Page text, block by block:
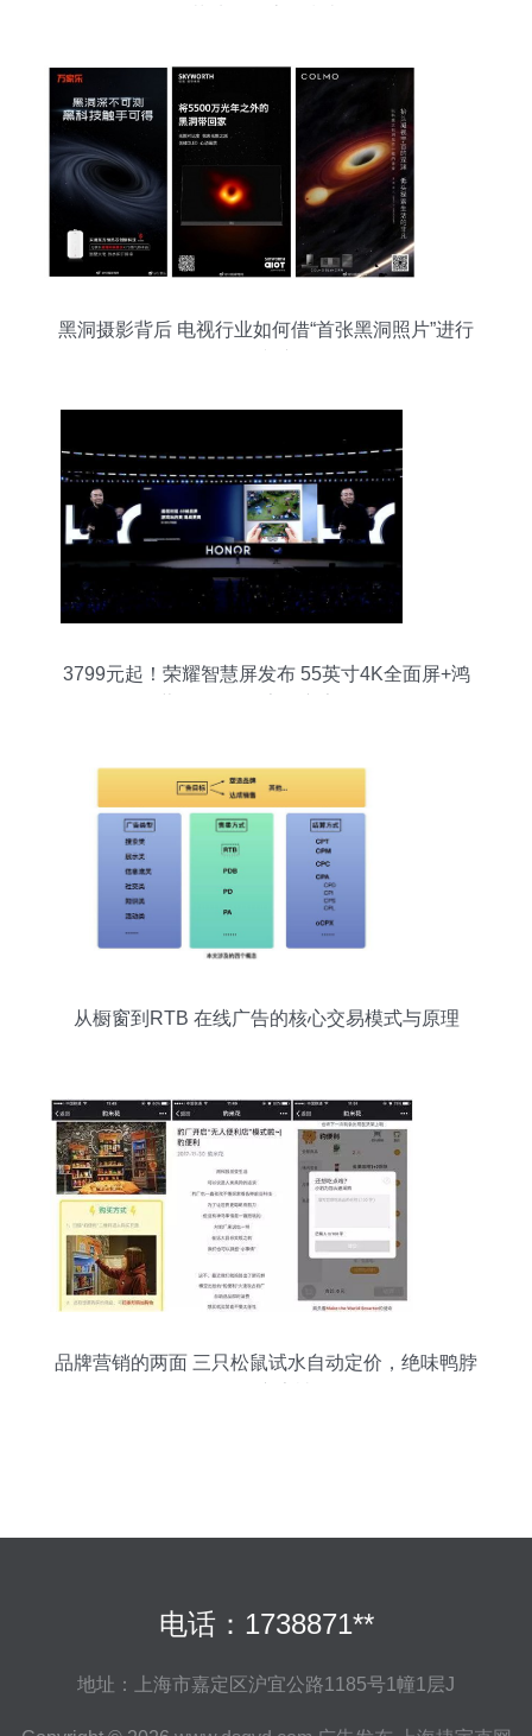
黑洞摄影背后 电视行业如何借“首张黑洞照片”进行
3799元起！荣耀智慧屏发布 55英寸4K全面屏+鸿
从橱窗到RTB 在线广告的核心交易模式与原理
品牌营销的两面 三只松鼠试水自动定价，绝味鸭脖
电话：1738871**
地址：上海市嘉定区沪宜公路1185号1幢1层J